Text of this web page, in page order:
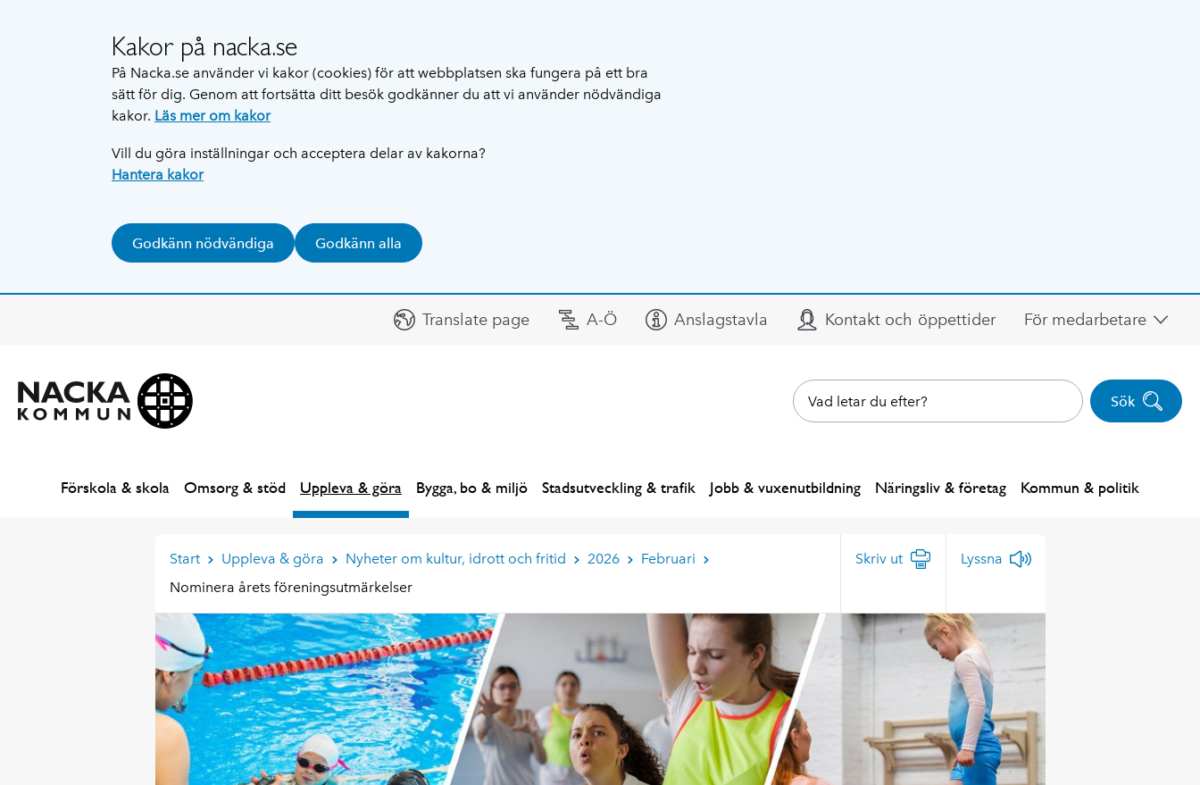
Kakor på nacka.se
På Nacka.se använder vi kakor (cookies) för att webbplatsen ska fungera på ett bra
sätt för dig. Genom att fortsätta ditt besök godkänner du att vi använder nödvändiga
kakor. Läs mer om kakor
Vill du göra inställningar och acceptera delar av kakorna?
Hantera kakor
Godkänn nödvändiga Godkänn alla
Translate page A-Ö Anslagstavla Kontakt och öppettider För medarbetare
Sök
Förskola & skola Omsorg & stöd Uppleva & göra Bygga, bo & miljö Stadsutveckling & trafik Jobb & vuxenutbildning Näringsliv & företag Kommun & politik
Start Uppleva & göra Nyheter om kultur, idrott och fritid 2026
Februari
Nominera årets föreningsutmärkelser
Skriv ut Lyssna